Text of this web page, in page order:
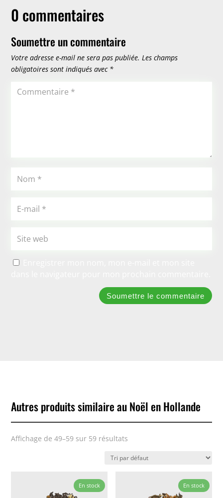
0 commentaires
Soumettre un commentaire
Votre adresse e-mail ne sera pas publiée. Les champs
obligatoires sont indiqués avec *
Soumettre le commentaire
Autres produits similaire au Noël en Hollande
Affichage de 49–59 sur 59 résultats
En stock En stock